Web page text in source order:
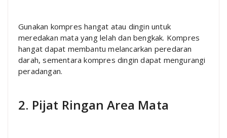
Gunakan kompres hangat atau dingin untuk
meredakan mata yang lelah dan bengkak. Kompres
hangat dapat membantu melancarkan peredaran
darah, sementara kompres dingin dapat mengurangi
peradangan.
2. Pijat Ringan Area Mata